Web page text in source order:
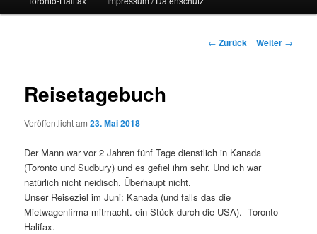
Beitragsnavigation
← Zurück Weiter →
Reisetagebuch
Veröffentlicht am23. Mai 2018
Der Mann war vor 2 Jahren fünf Tage dienstlich in Kanada
(Toronto und Sudbury) und es gefiel ihm sehr. Und ich war
natürlich nicht neidisch. Überhaupt nicht.
Unser Reiseziel im Juni: Kanada (und falls das die
Mietwagenfirma mitmacht. ein Stück durch die USA). Toronto –
Halifax.